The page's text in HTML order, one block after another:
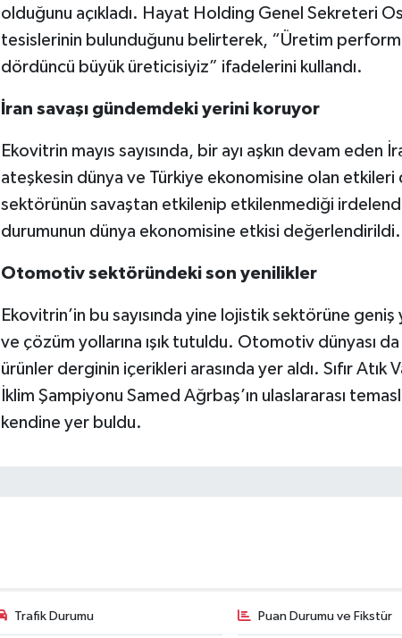
olduğunu açıkladı. Hayat Holding Genel Sekreteri
tesislerinin bulunduğunu belirterek, “Üretim
dördüncü büyük üreticisiyiz” ifadelerini kullandı.
İran savaşı gündemdeki yerini koruyor
Ekovitrin mayıs sayısında, bir ayı aşkın devam eden
ateşkesin dünya ve Türkiye ekonomisine olan etkileri
sektörünün savaştan etkilenip etkilenmediği
durumunun dünya ekonomisine etkisi değerlendirildi.
Otomotiv sektöründeki son yenilikler
Ekovitrin’in bu sayısında yine lojistik sektörüne
ve çözüm yollarına ışık tutuldu. Otomotiv dünyası da
ürünler derginin içerikleri arasında yer aldı. Sıfır Atık
İklim Şampiyonu Samed Ağrbaş’ın ulaslararası
kendine yer buldu.
Trafik Durumu Puan Durumu ve Fikstür